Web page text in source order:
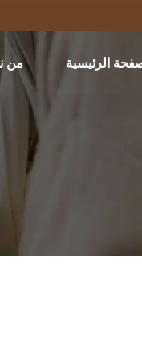
الرئيسية من